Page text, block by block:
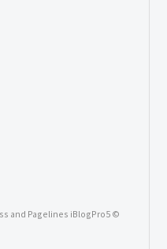
and Pagelines iBlogPro5 ©